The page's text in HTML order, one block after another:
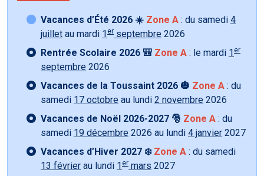
Vacances d’Été 2026 ☀️ Zone A : du samedi 4
juillet au mardi 1 er septembre 2026
Rentrée Scolaire 2026 🎒 Zone A : le mardi 1 er
septembre 2026
Vacances de la Toussaint 2026 🎃 Zone A : du
samedi 17 octobre au lundi 2 novembre 2026
Vacances de Noël 2026-2027 🎅 Zone A : du
samedi 19 décembre 2026 au lundi 4 janvier 2027
Vacances d’Hiver 2027 ❄️ Zone A : du samedi
13 février au lundi 1 er mars 2027